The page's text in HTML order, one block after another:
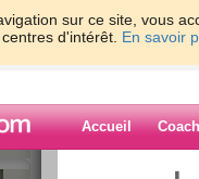
sur ce site, vous
d'intérêt. En savoir
Accueil
>